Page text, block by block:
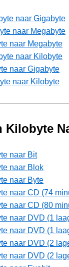
naar Gigabyte
naar Megabyte
naar Megabyte
naar Kilobyte
naar Gigabyte
naar Kilobyte
Kilobyte
naar Bit
naar Blok
naar Byte
naar CD (74
naar CD (80
naar DVD (1
naar DVD (1
naar DVD (2
naar DVD (2